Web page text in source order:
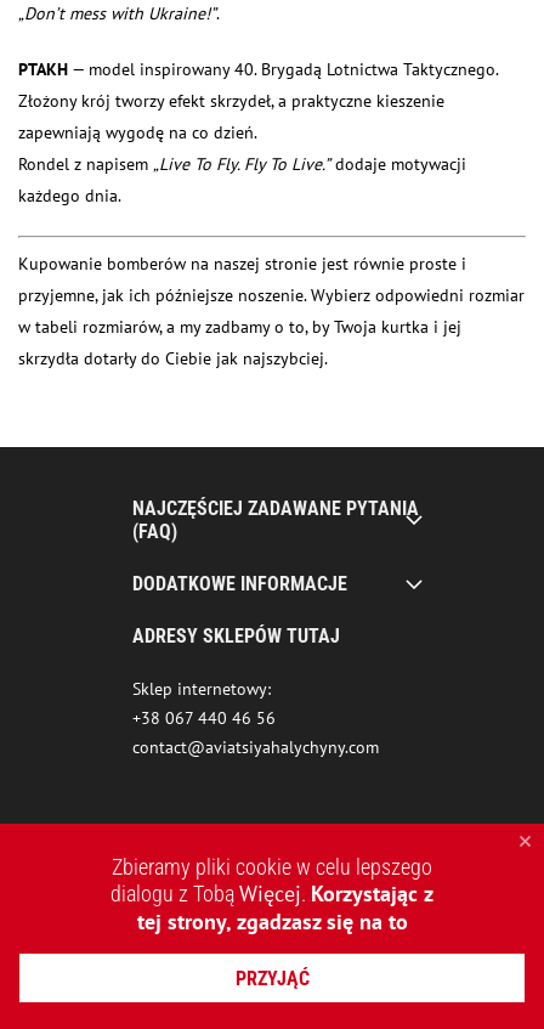
„Don’t mess with Ukraine!”.
PTAKH — model inspirowany 40. Brygadą Lotnictwa Taktycznego.
Złożony krój tworzy efekt skrzydeł, a praktyczne kieszenie
zapewniają wygodę na co dzień.
Rondel z napisem „Live To Fly. Fly To Live.”dodaje motywacji
każdego dnia.
Kupowanie bomberów na naszej stronie jest równie proste i
przyjemne, jak ich późniejsze noszenie. Wybierz odpowiedni rozmiar
w tabeli rozmiarów, a my zadbamy o to, by Twoja kurtka i jej
skrzydła dotarły do Ciebie jak najszybciej.
NAJCZĘŚCIEJ ZADAWANE PYTANIA
(FAQ)
DODATKOWE INFORMACJE
ADRESY SKLEPÓW TUTAJ
Sklep internetowy:
+38 067 440 46 56
contact@aviatsiyahalychyny.com
2015-2026 © AVIATSIYA HALYCHYNY – UKRAIŃSKA MARKA
ODZIEŻOWA
TWORZENIE STRON INTERNETOWYCH REDSTONE
Zbieramy pliki cookie w celu lepszego
dialogu z TobąWięcej. Korzystając z
tej strony, zgadzasz się na to
PRZYJĄĆ